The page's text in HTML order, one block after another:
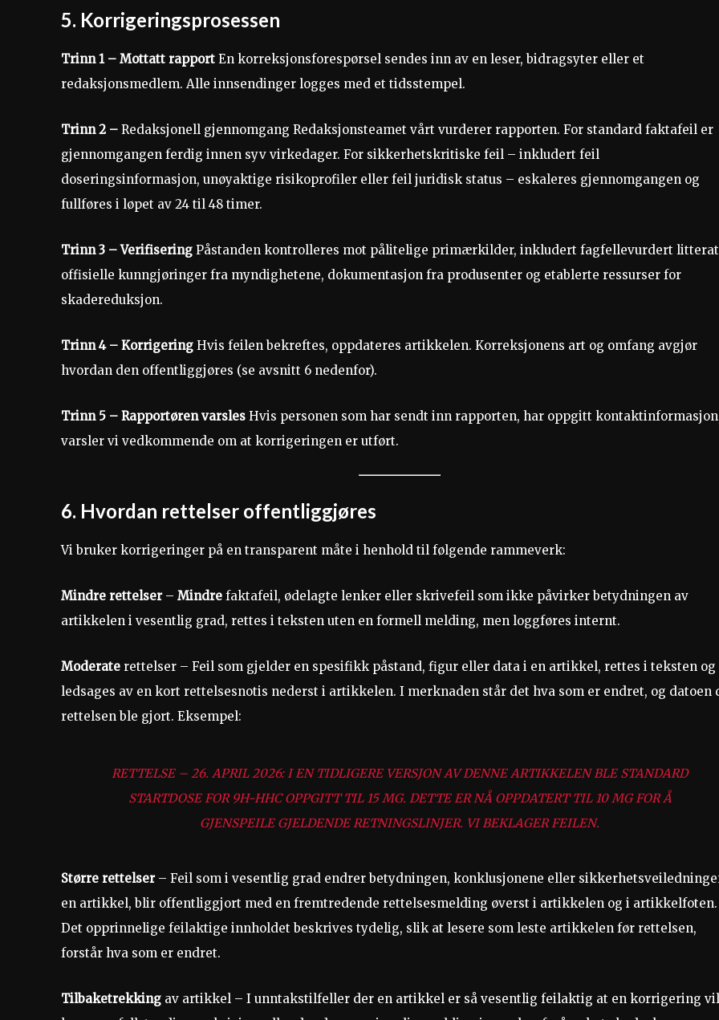
5. Korrigeringsprosessen
Trinn 1 – Mottatt rapport En korreksjonsforespørsel sendes inn av en leser, bidragsyter eller et
redaksjonsmedlem. Alle innsendinger logges med et tidsstempel.
Trinn 2 – Redaksjonell gjennomgang Redaksjonsteamet vårt vurderer rapporten. For standard faktafeil er
gjennomgangen ferdig innen syv virkedager. For sikkerhetskritiske feil – inkludert feil
doseringsinformasjon, unøyaktige risikoprofiler eller feil juridisk status – eskaleres gjennomgangen og
fullføres i løpet av 24 til 48 timer.
Trinn 3 – Verifisering Påstanden kontrolleres mot pålitelige primærkilder, inkludert fagfellevurdert
offisielle kunngjøringer fra myndighetene, dokumentasjon fra produsenter og etablerte ressurser for
skadereduksjon.
Trinn 4 – Korrigering Hvis feilen bekreftes, oppdateres artikkelen. Korreksjonens art og omfang avgjør
hvordan den offentliggjøres (se avsnitt 6 nedenfor).
Trinn 5 – Rapportøren varsles Hvis personen som har sendt inn rapporten, har oppgitt
varsler vi vedkommende om at korrigeringen er utført.
6. Hvordan rettelser offentliggjøres
Vi bruker korrigeringer på en transparent måte i henhold til følgende rammeverk:
Mindre rettelser– Mindre faktafeil, ødelagte lenker eller skrivefeil som ikke påvirker betydningen av
artikkelen i vesentlig grad, rettes i teksten uten en formell melding, men loggføres internt.
Moderate rettelser – Feil som gjelder en spesifikk påstand, figur eller data i en artikkel, rettes i teksten og
ledsages av en kort rettelsesnotis nederst i artikkelen. I merknaden står det hva som er endret, og datoen
rettelsen ble gjort. Eksempel:
RETTELSE – 26. APRIL 2026: I EN TIDLIGERE VERSJON AV DENNE ARTIKKELEN BLE STANDARD
STARTDOSE FOR 9H-HHC OPPGITT TIL 15 MG. DETTE ER NÅ OPPDATERT TIL 10 MG FOR Å
GJENSPEILE GJELDENDE RETNINGSLINJER. VI BEKLAGER FEILEN.
Større rettelser– Feil som i vesentlig grad endrer betydningen, konklusjonene eller
en artikkel, blir offentliggjort med en fremtredende rettelsesmelding øverst i artikkelen og i artikkelfoten.
Det opprinnelige feilaktige innholdet beskrives tydelig, slik at lesere som leste artikkelen før rettelsen,
forstår hva som er endret.
Tilbaketrekking av artikkel – I unntakstilfeller der en artikkel er så vesentlig feilaktig at en korrigering